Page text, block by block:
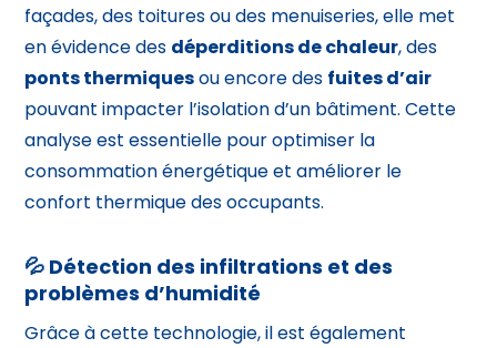
façades, des toitures ou des menuiseries, elle met
en évidence des déperditions de chaleur, des
ponts thermiquesou encore des fuites d’air
pouvant impacter l’isolation d’un bâtiment. Cette
analyse est essentielle pour optimiser la
consommation énergétique et améliorer le
confort thermique des occupants.
💦 Détection des infiltrations et des
problèmes d’humidité
Grâce à cette technologie, il est également